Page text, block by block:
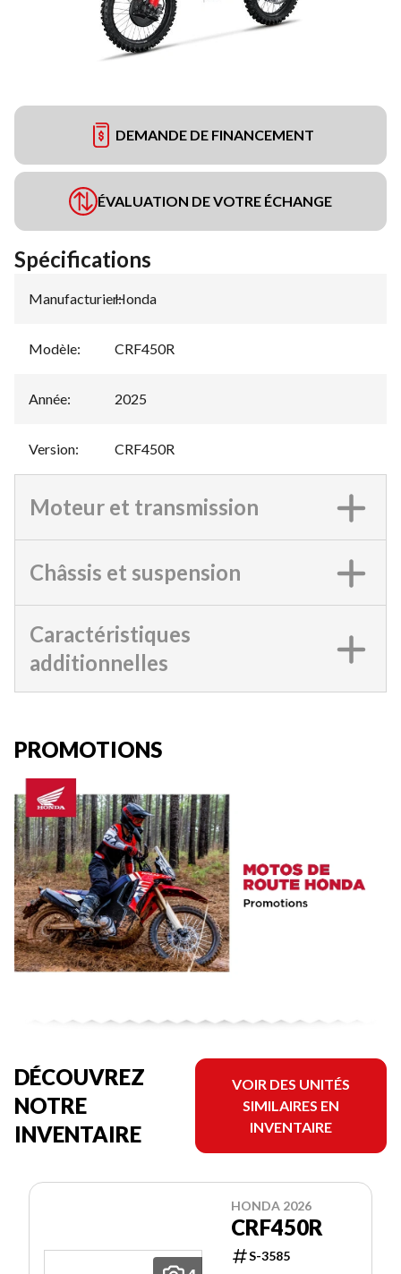
DEMANDE DE FINANCEMENT
ÉVALUATION DE VOTRE ÉCHANGE
Spécifications
Manufacturier:
Honda
Modèle: CRF450R
Année: 2025
Version: CRF450R
Moteur et transmission
Châssis et suspension
Caractéristiques
additionnelles
PROMOTIONS
DÉCOUVREZ
NOTRE
INVENTAIRE
VOIR DES UNITÉS
SIMILAIRES EN
INVENTAIRE
HONDA 2026
CRF450R
S-3585